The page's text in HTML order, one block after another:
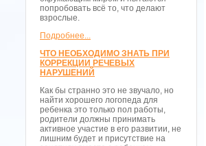
попробовать всё то, что делают
взрослые.
Подробнее...
ЧТО НЕОБХОДИМО ЗНАТЬ ПРИ
КОРРЕКЦИИ РЕЧЕВЫХ
НАРУШЕНИЙ
Как бы странно это не звучало, но
найти хорошего логопеда для
ребенка это только пол работы,
родители должны принимать
активное участие в его развитии, не
лишним будет и присутствие на